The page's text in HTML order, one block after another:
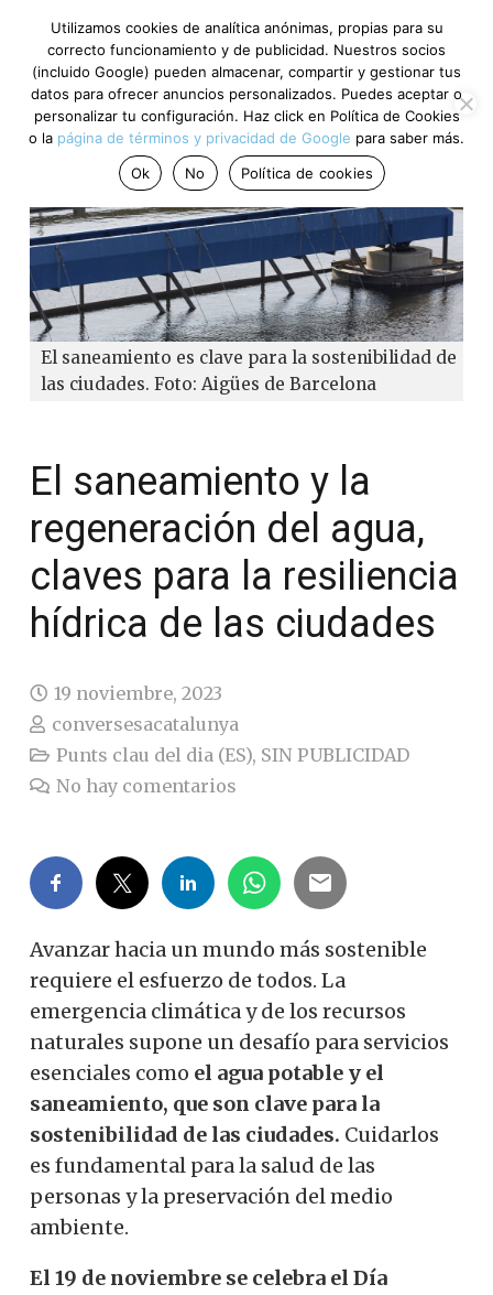
El saneamiento es clave para la sostenibilidad de
las ciudades. Foto: Aigües de Barcelona
El saneamiento y la
regeneración del agua,
claves para la resiliencia
hídrica de las ciudades
19 noviembre, 2023
conversesacatalunya
Punts clau del dia (ES), SIN PUBLICIDAD
No hay comentarios
Avanzar hacia un mundo más sostenible
requiere el esfuerzo de todos. La
emergencia climática y de los recursos
naturales supone un desafío para servicios
esenciales como el agua potable y el
saneamiento, que son clave para la
sostenibilidad de las ciudades. Cuidarlos
es fundamental para la salud de las
personas y la preservación del medio
ambiente.
El 19 de noviembre se celebra el Día
Utilizamos cookies de analítica anónimas, propias para su
correcto funcionamiento y de publicidad. Nuestros socios
(incluido Google) pueden almacenar, compartir y gestionar tus
datos para ofrecer anuncios personalizados. Puedes aceptar o
personalizar tu configuración. Haz click en Política de Cookies
o la página de términos y privacidad de Google para saber más.
Ok
No Política de cookies